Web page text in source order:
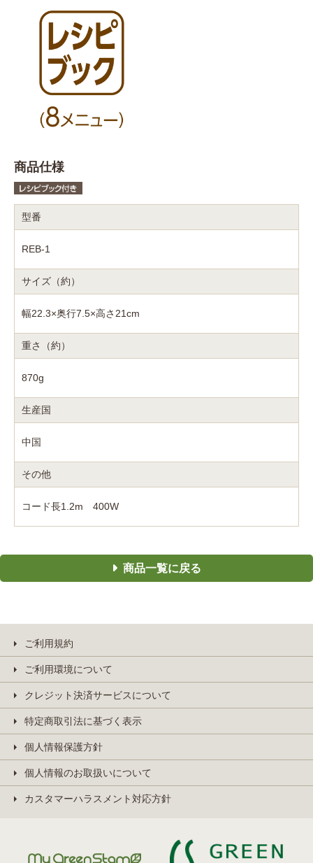
商品仕様
型番
REB-1
サイズ（約）
幅22.3×奥行7.5×高さ21cm
重さ（約）
870g
生産国
中国
その他
コード長1.2m 400W
商品一覧に戻る
ご利用規約
ご利用環境について
クレジット決済サービスについて
特定商取引法に基づく表示
個人情報保護方針
個人情報のお取扱いについて
カスタマーハラスメント対応方針